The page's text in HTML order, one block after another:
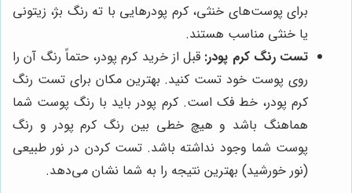
برای پوست‌های خنثی، کرم پودرهایی با ته رنگ بژ، زیتونی
یا خنثی مناسب هستند.
تست رنگ کرم پودر: قبل از خرید کرم پودر، حتماً رنگ آن را
روی پوست خود تست کنید. بهترین مکان برای تست رنگ
کرم پودر، خط فک است. کرم پودر باید با رنگ پوست شما
هماهنگ باشد و هیچ خطی بین رنگ کرم پودر و رنگ
پوست شما وجود نداشته باشد. تست کردن در نور طبیعی
(نور خورشید) بهترین نتیجه را به شما نشان می‌دهد.